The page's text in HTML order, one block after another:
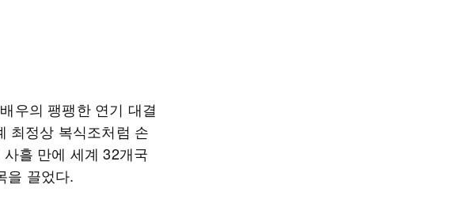
우의 팽팽한 연기 대결
최정상 복식조처럼 손
흘 만에 세계 32개국
을 끌었다.